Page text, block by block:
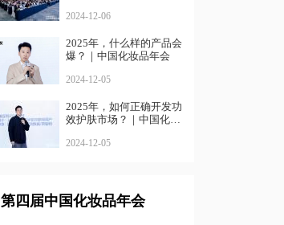
2024-12-06
2025年，什么样的产品会
爆？｜中国化妆品年会
2024-12-05
2025年，如何正确开发功
效护肤市场？｜中国化妆
2024-12-05
第四届中国化妆品年会